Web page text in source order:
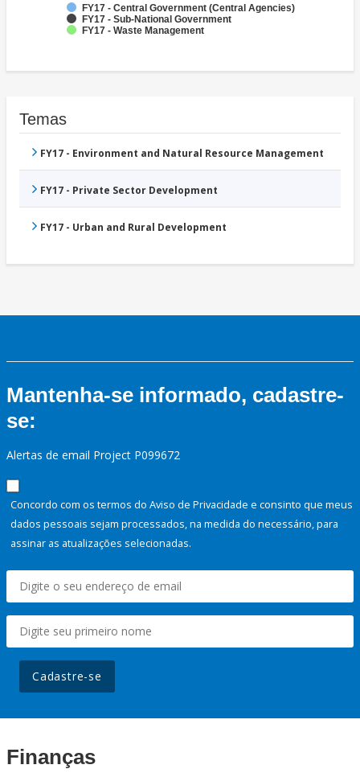
FY17 - Central Government (Central Agencies)
FY17 - Sub-National Government
FY17 - Waste Management
Temas
FY17 - Environment and Natural Resource Management
FY17 - Private Sector Development
FY17 - Urban and Rural Development
Mantenha-se informado, cadastre-
se:
Alertas de email Project P099672
Concordo com os termos do Aviso de Privacidade e consinto que meus
dados pessoais sejam processados, na medida do necessário, para
assinar as atualizações selecionadas.
Cadastre-se
Finanças